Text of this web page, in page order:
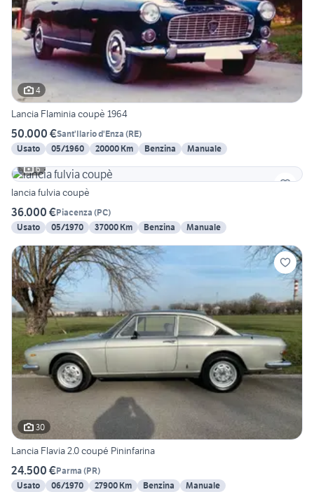
4
Lancia Flaminia coupè 1964
50.000 €Sant'Ilario d'Enza (RE)
Usato
05/1960 20000 Km Benzina
Manuale
6
lancia fulvia coupè
36.000 €Piacenza (PC)
Usato
05/1970 37000 Km Benzina Manuale
30
Lancia Flavia 2.0 coupé Pininfarina
24.500 €Parma (PR)
Usato
06/1970 27900 Km Benzina
Manuale